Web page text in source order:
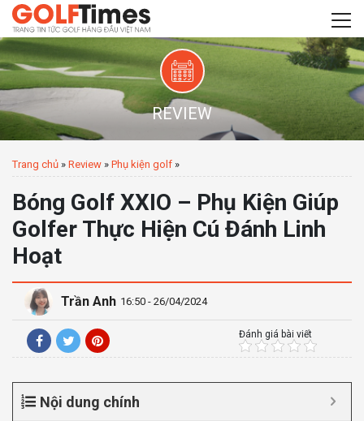
REVIEW
Trang chủ » Review » Phụ kiện golf »
Bóng Golf XXIO – Phụ Kiện Giúp
Golfer Thực Hiện Cú Đánh Linh
Hoạt
Trần Anh 16:50 - 26/04/2024
Đánh giá bài viết
Nội dung chính